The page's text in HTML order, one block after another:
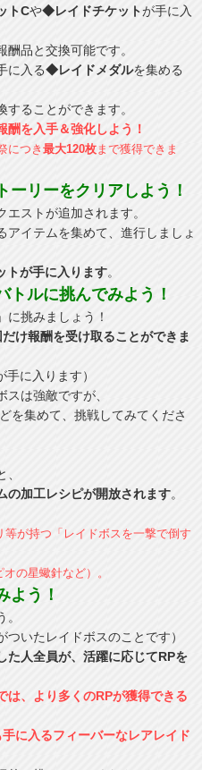
トCや◆レイドチケットが手に入
品と交換可能です。
に入る◆レイドメダルを集める
することができます。
酬を入手＆強化しよう！
につき 最大120枚まで獲得できま
ーリーをクリアしよう！
ストが追加されます。
アイテムを集めて、進行しましょ
トが手に入ります。
トルに挑んでみよう！
に挑みましょう！
け報酬を受け取ることができま
手に入ります）
スは強敵ですが、
を集めて、挑戦してみてくださ
の加工レシピが開放されます。
が持つ「レイドボスを一撃で倒す
の星蠍針など）。
よう！
ついたレイドボスのことです）
た人全員が、活躍に応じてRPを
は、より多くのRPが獲得できる
に入るフィーバーなレアレイド